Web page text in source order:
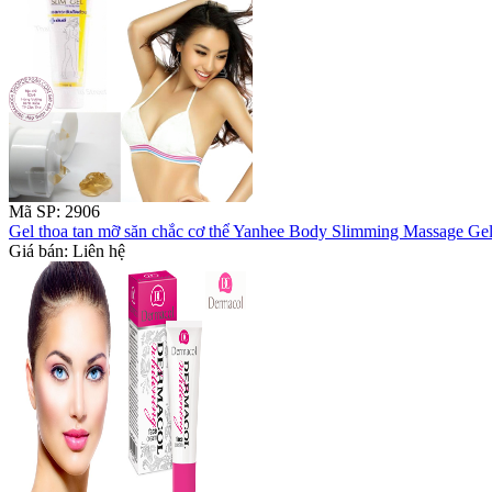
Mã SP: 2906
Gel thoa tan mỡ săn chắc cơ thể Yanhee Body Slimming Massage
Giá bán: Liên hệ